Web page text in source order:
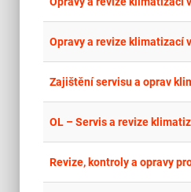
Zajištění servisu a oprav